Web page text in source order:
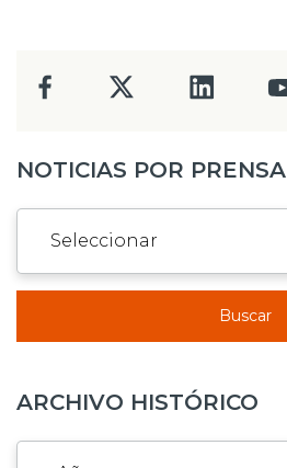
NOTICIAS POR PRENSA
Buscar
ARCHIVO HISTÓRICO